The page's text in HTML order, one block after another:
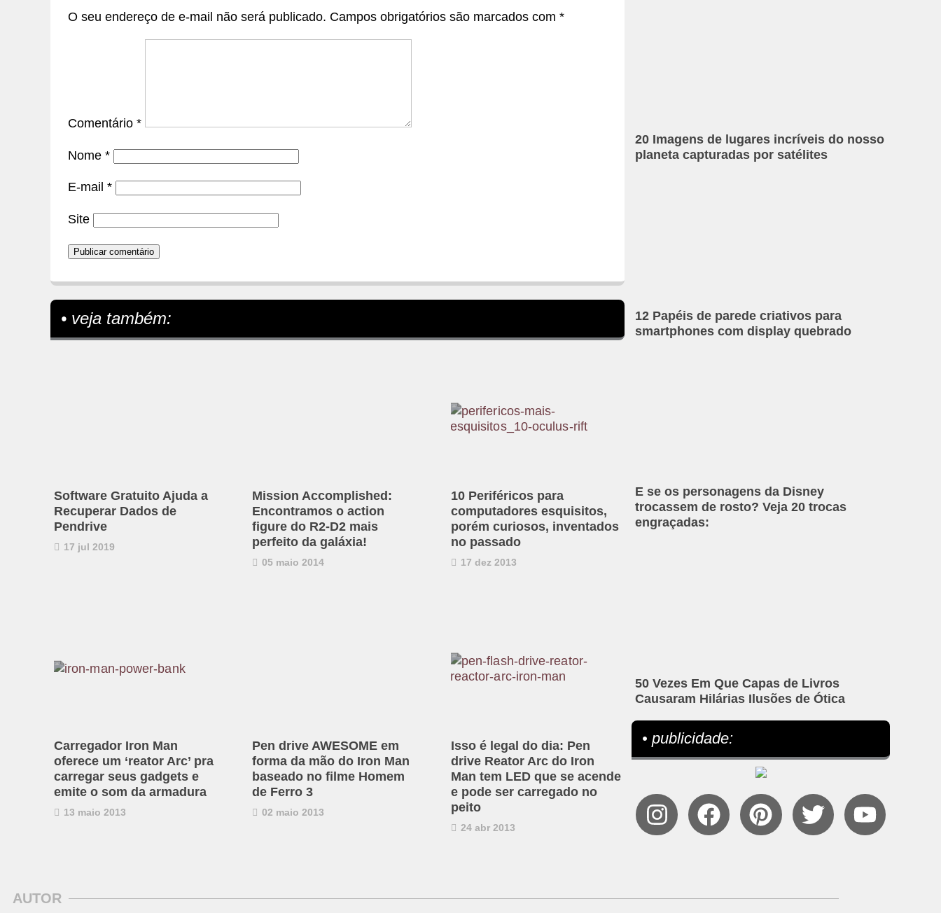
O seu endereço de e-mail não será publicado. Campos obrigatórios são marcados com *
Comentário *
Nome *
E-mail *
Site
• veja também:
Software Gratuito Ajuda a
Recuperar Dados de
Pendrive
17 jul 2019
Mission Accomplished:
Encontramos o action
figure do R2-D2 mais
perfeito da galáxia!
05 maio 2014
10 Periféricos para
computadores esquisitos,
porém curiosos, inventados
no passado
17 dez 2013
Carregador Iron Man
oferece um ‘reator Arc’ pra
carregar seus gadgets e
emite o som da armadura
13 maio 2013
Pen drive AWESOME em
forma da mão do Iron Man
baseado no filme Homem
de Ferro 3
02 maio 2013
Isso é legal do dia: Pen
drive Reator Arc do Iron
Man tem LED que se acende
e pode ser carregado no
peito
24 abr 2013
20 Imagens de lugares incríveis do nosso
planeta capturadas por satélites
12 Papéis de parede criativos para
smartphones com display quebrado
E se os personagens da Disney
trocassem de rosto? Veja 20 trocas
engraçadas:
50 Vezes Em Que Capas de Livros
Causaram Hilárias Ilusões de Ótica
• publicidade:
AUTOR